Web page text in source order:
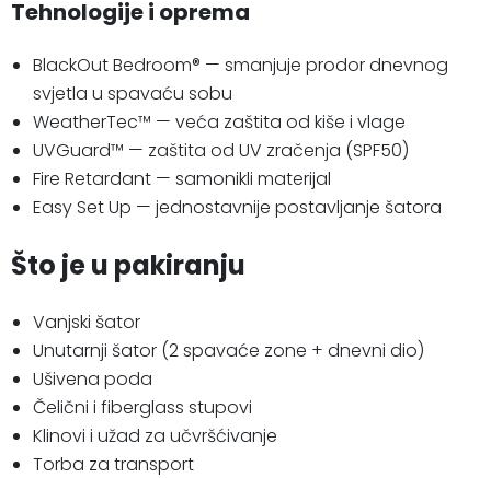
Tehnologije i oprema
BlackOut Bedroom® — smanjuje prodor dnevnog
svjetla u spavaću sobu
WeatherTec™ — veća zaštita od kiše i vlage
UVGuard™ — zaštita od UV zračenja (SPF50)
Fire Retardant — samonikli materijal
Easy Set Up — jednostavnije postavljanje šatora
Što je u pakiranju
Vanjski šator
Unutarnji šator (2 spavaće zone + dnevni dio)
Ušivena poda
Čelični i fiberglass stupovi
Klinovi i užad za učvršćivanje
Torba za transport